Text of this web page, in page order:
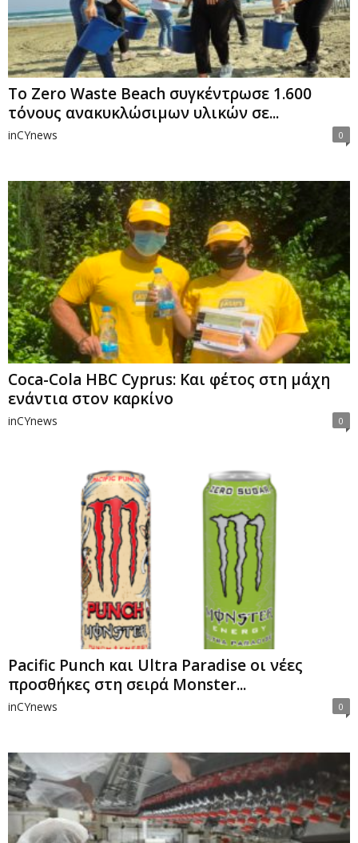
Το Zero Waste Beach συγκέντρωσε 1.600
τόνους ανακυκλώσιμων υλικών σε...
inCYnews 0
Coca-Cola HBC Cyprus: Και φέτος στη μάχη
ενάντια στον καρκίνο
inCYnews 0
Pacific Punch και Ultra Paradise οι νέες
προσθήκες στη σειρά Monster...
inCYnews 0